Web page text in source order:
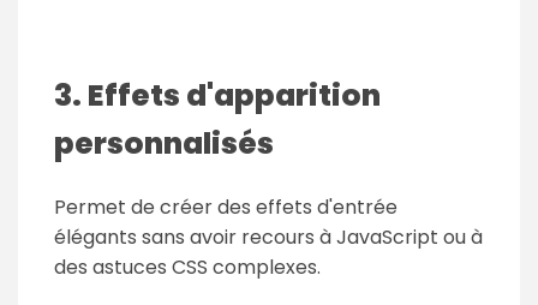
3. Effets d'apparition
personnalisés
Permet de créer des effets d'entrée
élégants sans avoir recours à JavaScript ou à
des astuces CSS complexes.